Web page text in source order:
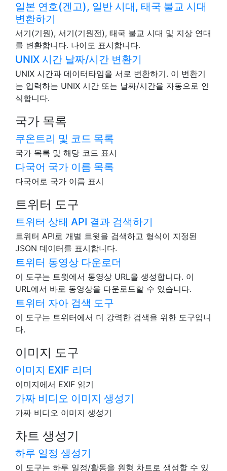
일본 연호(겐고), 일반 시대, 태국 불교 시대
변환하기
서기(기원), 서기(기원전), 태국 불교 시대 및 지상 연대
를 변환합니다. 나이도 표시합니다.
UNIX 시간 날짜/시간 변환기
UNIX 시간과 데이터타임을 서로 변환하기. 이 변환기
는 입력하는 UNIX 시간 또는 날짜/시간을 자동으로 인
식합니다.
국가 목록
쿠온트리 및 코드 목록
국가 목록 및 해당 코드 표시
다국어 국가 이름 목록
다국어로 국가 이름 표시
트위터 도구
트위터 상태 API 결과 검색하기
트위터 API로 개별 트윗을 검색하고 형식이 지정된
JSON 데이터를 표시합니다.
트위터 동영상 다운로더
이 도구는 트윗에서 동영상 URL을 생성합니다. 이
URL에서 바로 동영상을 다운로드할 수 있습니다.
트위터 자아 검색 도구
이 도구는 트위터에서 더 강력한 검색을 위한 도구입니
다.
이미지 도구
이미지 EXIF 리더
이미지에서 EXIF 읽기
가짜 비디오 이미지 생성기
가짜 비디오 이미지 생성기
차트 생성기
하루 일정 생성기
이 도구는 하루 일정/활동을 원형 차트로 생성할 수 있